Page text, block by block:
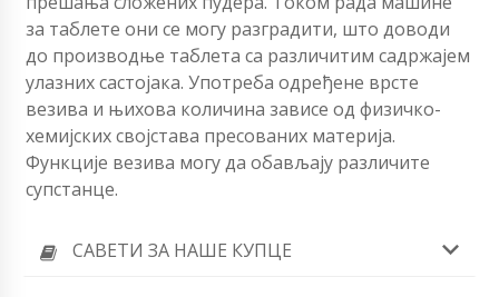
за таблете они се могу разградити, што доводи
до производње таблета са различитим садржајем
улазних састојака. Употреба одређене врсте
везива и њихова количина зависе од физичко-
хемијских својстава пресованих материја.
Функције везива могу да обављају различите
супстанце.
САВЕТИ ЗА НАШЕ КУПЦЕ